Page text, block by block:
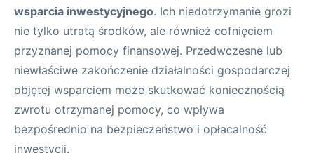
wsparcia inwestycyjnego. Ich niedotrzymanie grozi
nie tylko utratą środków, ale również cofnięciem
przyznanej pomocy finansowej. Przedwczesne lub
niewłaściwe zakończenie działalności gospodarczej
objętej wsparciem może skutkować koniecznością
zwrotu otrzymanej pomocy, co wpływa
bezpośrednio na bezpieczeństwo i opłacalność
inwestycji.